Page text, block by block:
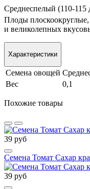
Среднеспелый (110-115
Плоды
и великолепных
Характеристики
Семена овощей
Вес
0,1
Похожие товары
39 руб
Семена Томат Сахар
39 руб